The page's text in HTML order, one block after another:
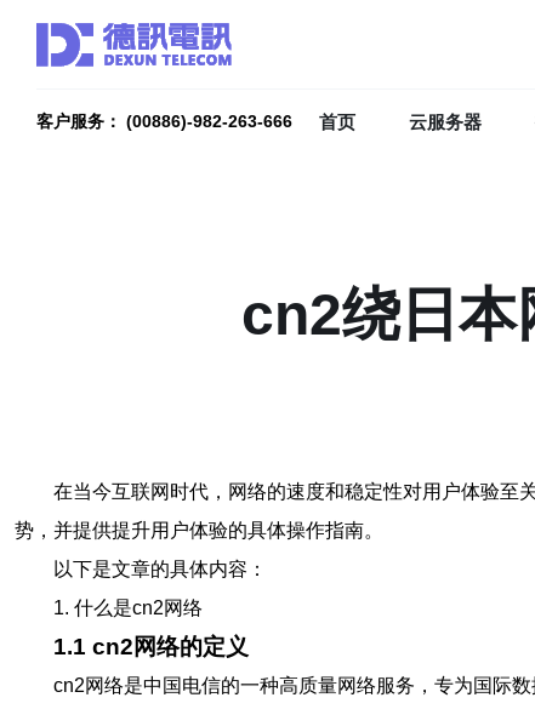
客户服务： (00886)-982-263-666 首页 云服务器
cn2绕日本
在当今互联网时代，网络的速度和稳定性对用户体验至
势，并提供提升用户体验的具体操作指南。
以下是文章的具体内容：
1. 什么是cn2网络
1.1 cn2网络的定义
cn2网络是中国电信的一种高质量网络服务，专为国际